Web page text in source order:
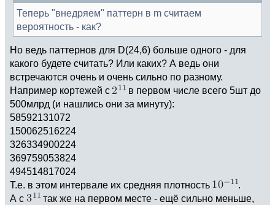
Теперь "внедряем" паттерн в m считаем
вероятность - как?
Но ведь паттернов для D(24,6) больше одного - для
какого будете считать? Или каких? А ведь они
встречаются очень и очень сильно по разному.
Например кортежей с
в первом числе всего 5шт до
500млрд (и нашлись они за минуту):
58592131072
150062516224
326334900224
369759053824
494514817024
Т.е. в этом интервале их средняя плотность
.
А с
так же на первом месте - ещё сильно меньше,